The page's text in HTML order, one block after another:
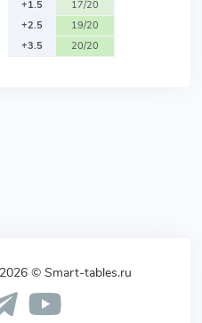
+1.5
17/20
+2.5
19/20
+3.5
20/20
© Smart-tables.ru